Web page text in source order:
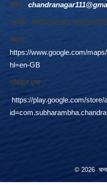
इमेल :
सम्पर्क :
स्थान :
https://www.google.com/
hl=en-GB
माेवाइल एप्स :
https://play.google.com/store/
© 2026